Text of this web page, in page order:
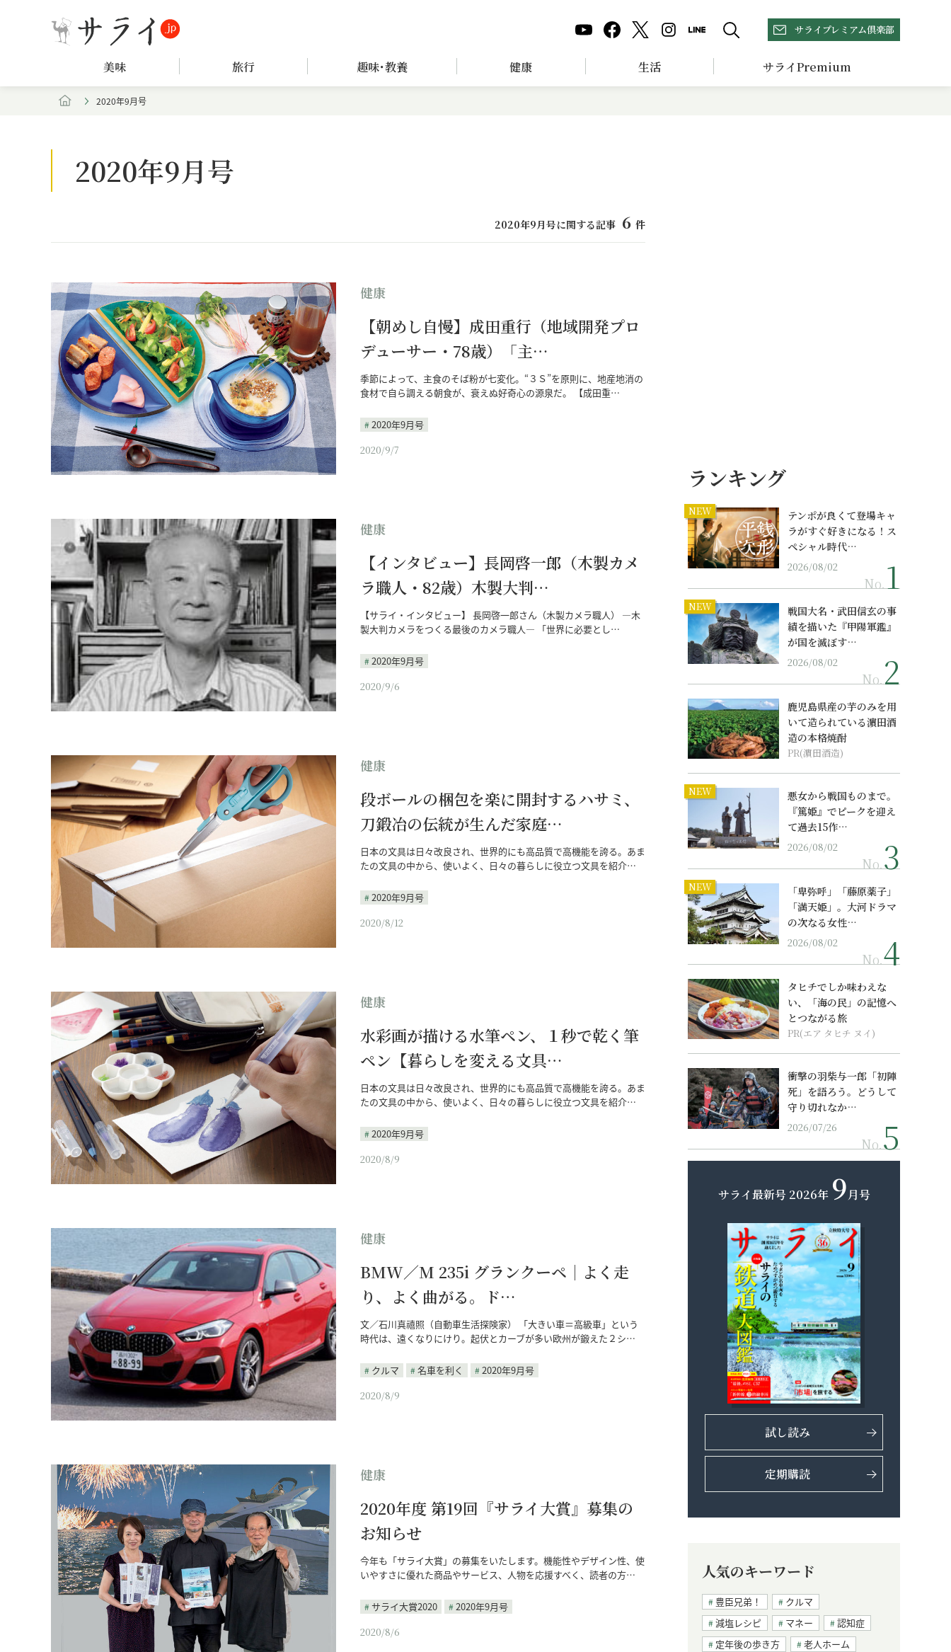
サライプレミアム倶楽部
美味 旅行 趣味･教養 健康 生活 サライPremium
2020年9月号
2020年9月号
2020年9月号に関する記事 6 件
健康
【朝めし自慢】成田重行（地域開発プロ
デューサー・78歳）「主…
季節によって、主食のそば粉が七変化。“３Ｓ”を原則に、地産地消の
食材で自ら調える朝食が、衰えぬ好奇心の源泉だ。 【成田重…
2020年9月号
2020/9/7
健康
【インタビュー】長岡啓一郎（木製カメ
ラ職人・82歳）木製大判…
【サライ・インタビュー】 長岡啓一郎さん（木製カメラ職人） ―木
製大判カメラをつくる最後のカメラ職人― 「世界に必要とし…
2020年9月号
2020/9/6
健康
段ボールの梱包を楽に開封するハサミ、
刀鍛冶の伝統が生んだ家庭…
日本の文具は日々改良され、世界的にも高品質で高機能を誇る。あま
たの文具の中から、使いよく、日々の暮らしに役立つ文具を紹介…
2020年9月号
2020/8/12
健康
水彩画が描ける水筆ペン、１秒で乾く筆
ペン【暮らしを変える文具…
日本の文具は日々改良され、世界的にも高品質で高機能を誇る。あま
たの文具の中から、使いよく、日々の暮らしに役立つ文具を紹介…
2020年9月号
2020/8/9
健康
BMW／M 235i グランクーペ｜よく走
り、よく曲がる。ド…
文／石川真禧照（自動車生活探険家） 「大きい車＝高級車」という
時代は、遠くなりにけり。起伏とカーブが多い欧州が鍛えた２シ…
クルマ 名車を利く
2020年9月号
2020/8/9
健康
2020年度 第19回『サライ大賞』募集の
お知らせ
今年も「サライ大賞」の募集をいたします。機能性やデザイン性、使
いやすさに優れた商品やサービス、人物を応援すべく、読者の方…
サライ大賞2020
2020年9月号
2020/8/6
ランキング
NEW
テンポが良くて登場キャ
ラがすぐ好きになる！ス
ペシャル時代…
2026/08/02
No.
NEW
戦国大名・武田信玄の事
績を描いた『甲陽軍鑑』
が国を滅ぼす…
2026/08/02
No.
鹿児島県産の芋のみを用
いて造られている濵田酒
造の本格焼酎
PR(濵田酒造)
NEW
悪女から戦国ものまで。
『篤姫』でピークを迎え
て過去15作…
2026/08/02
No.
NEW
「卑弥呼」「藤原薬子」
「満天姫」。大河ドラマ
の次なる女性…
2026/08/02
No.
タヒチでしか味わえな
い、「海の民」の記憶へ
とつながる旅
PR(エア タヒチ ヌイ)
衝撃の羽柴与一郎「初陣
死」を語ろう。どうして
守り切れなか…
2026/07/26
No.
サライ最新号 2026年 9月号
試し読み
定期購読
人気のキーワード
豊臣兄弟！
クルマ
減塩レシピ
マネー
認知症
定年後の歩き方
老人ホーム